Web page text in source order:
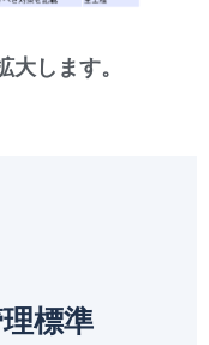
します。
標準